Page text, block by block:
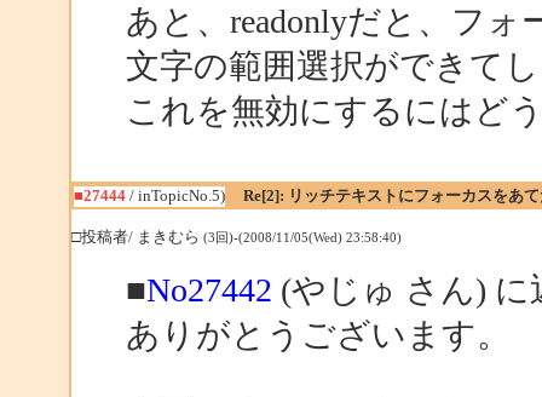
あと、readonlyだと、フ
文字の範囲選択ができて
これを無効にするにはど
■27444/ inTopicNo.5) Re[2]: リッチテキストにフォーカスをあ
□投稿者/ まきむら (3回)-(2008/11/05(Wed) 23:58:40)
■No27442 (やじゅ さん) に
ありがとうございます。